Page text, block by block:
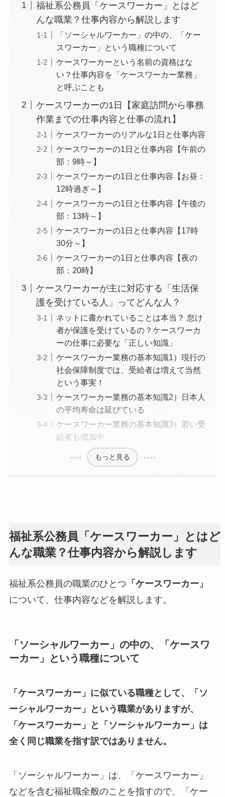
福祉系公務員「ケースワーカー」とはど
んな職業？仕事内容から解説します
「ソーシャルワーカー」の中の、「ケー
スワーカー」という職種について
ケースワーカーという名前の資格はな
い？仕事内容を「ケースワーカー業務」
と呼ぶことも
ケースワーカーの1日【家庭訪問から事務
作業までの仕事内容と仕事の流れ】
ケースワーカーのリアルな1日と仕事内容
ケースワーカーの1日と仕事内容【午前の
部：9時～】
ケースワーカーの1日と仕事内容【お昼：
12時過ぎ～】
ケースワーカーの1日と仕事内容【午後の
部：13時～】
ケースワーカーの1日と仕事内容【17時
30分～】
ケースワーカーの1日と仕事内容【夜の
部：20時】
ケースワーカーが主に対応する「生活保
護を受けている人」ってどんな人？
ネットに書かれていることは本当？ 怠け
者が保護を受けているの？ケースワーカ
ーの仕事に必要な「正しい知識」
ケースワーカー業務の基本知識1）現行の
社会保障制度では、受給者は増えて当然
という事実！
ケースワーカー業務の基本知識2）日本人
の平均寿命は延びている
ケースワーカー業務の基本知識3）若い受
給者も増加中
もっと見る
福祉系公務員「ケースワーカー」とはど
んな職業？仕事内容から解説します
福祉系公務員の職業のひとつ 「ケースワーカー」
について、仕事内容などを解説します。
「ソーシャルワーカー」の中の、「ケースワ
ーカー」という職種について
「ケースワーカー」に似ている職種として、「ソ
ーシャルワーカー」という職業がありますが、
「ケースワーカー」と「ソーシャルワーカー」は
全く同じ職業を指す訳ではありません。
「ソーシャルワーカー」は、「ケースワーカー」
などを含む福祉職全般のことを指すので、「ケー